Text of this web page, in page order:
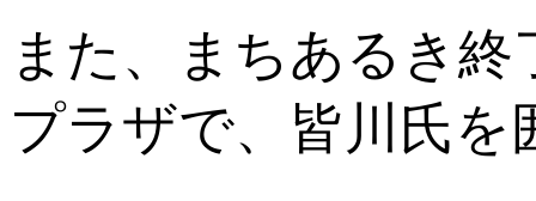
また、まちあるき
プラザで、皆川氏